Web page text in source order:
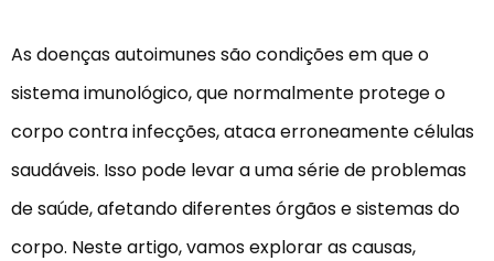
As doenças autoimunes são condições em que o
sistema imunológico, que normalmente protege o
corpo contra infecções, ataca erroneamente células
saudáveis. Isso pode levar a uma série de problemas
de saúde, afetando diferentes órgãos e sistemas do
corpo. Neste artigo, vamos explorar as causas,